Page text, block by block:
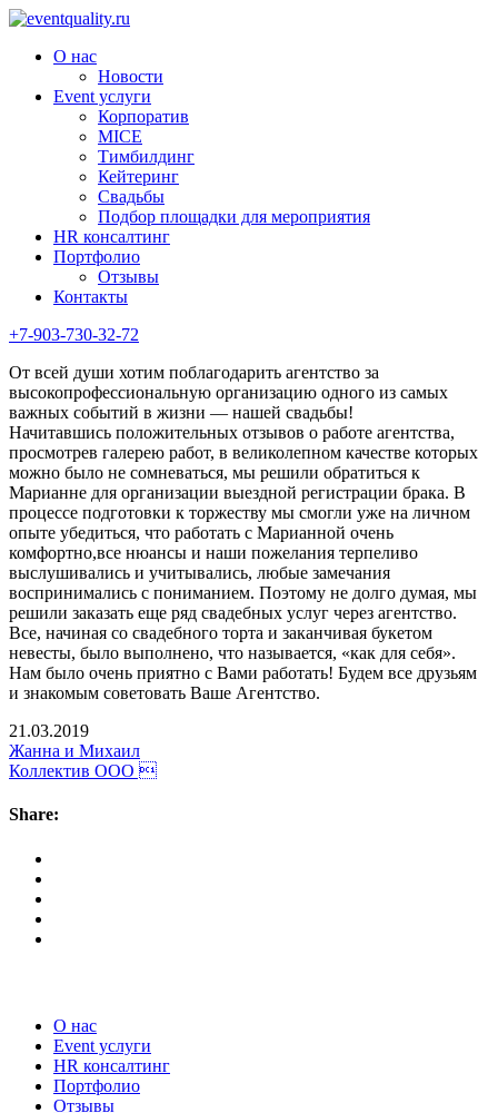
О нас
Новости
Event услуги
Корпоратив
MICE
Тимбилдинг
Кейтеринг
Свадьбы
Подбор площадки для мероприятия
HR консалтинг
Портфолио
Отзывы
Контакты
+7-903-730-32-72
От всей души хотим поблагодарить агентство за
высокопрофессиональную организацию одного из самых
важных событий в жизни — нашей свадьбы!
Начитавшись положительных отзывов о работе агентства,
просмотрев галерею работ, в великолепном качестве которых
можно было не сомневаться, мы решили обратиться к
Марианне для организации выездной регистрации брака. В
процессе подготовки к торжеству мы смогли уже на личном
опыте убедиться, что работать с Марианной очень
комфортно,все нюансы и наши пожелания терпеливо
выслушивались и учитывались, любые замечания
воспринимались с пониманием. Поэтому не долго думая, мы
решили заказать еще ряд свадебных услуг через агентство.
Все, начиная со свадебного торта и заканчивая букетом
невесты, было выполнено, что называется, «как для себя».
Нам было очень приятно с Вами работать! Будем все друзьям
и знакомым советовать Ваше Агентство.
21.03.2019
Жанна и Михаил
Коллектив ООО 
Share:
О нас
Event услуги
HR консалтинг
Портфолио
Отзывы